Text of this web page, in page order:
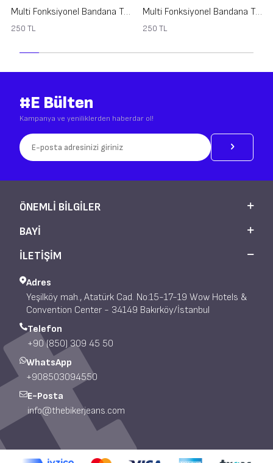
Multi Fonksiyonel Bandana Type 2
250 TL
Multi Fonksiyonel Bandana Type 7
250 TL
#E Bülten
Kampanya ve yeniliklerden haberdar ol!
ÖNEMLI BILGILER
BAYI
İLETİŞİM
Adres
Yeşilköy mah., Atatürk Cad. No:15-17-19 Wow Hotels &
Convention Center - 34149 Bakırköy/İstanbul
Telefon
+90 (850) 309 45 50
WhatsApp
+908503094550
E-Posta
info@thebikerjeans.com